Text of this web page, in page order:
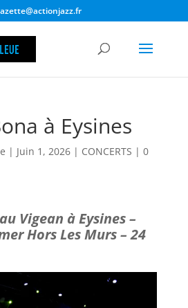
à Eysines
| Juin 1, 2026| CONCERTS | 0
Vigean à Eysines –
Hors Les Murs – 24